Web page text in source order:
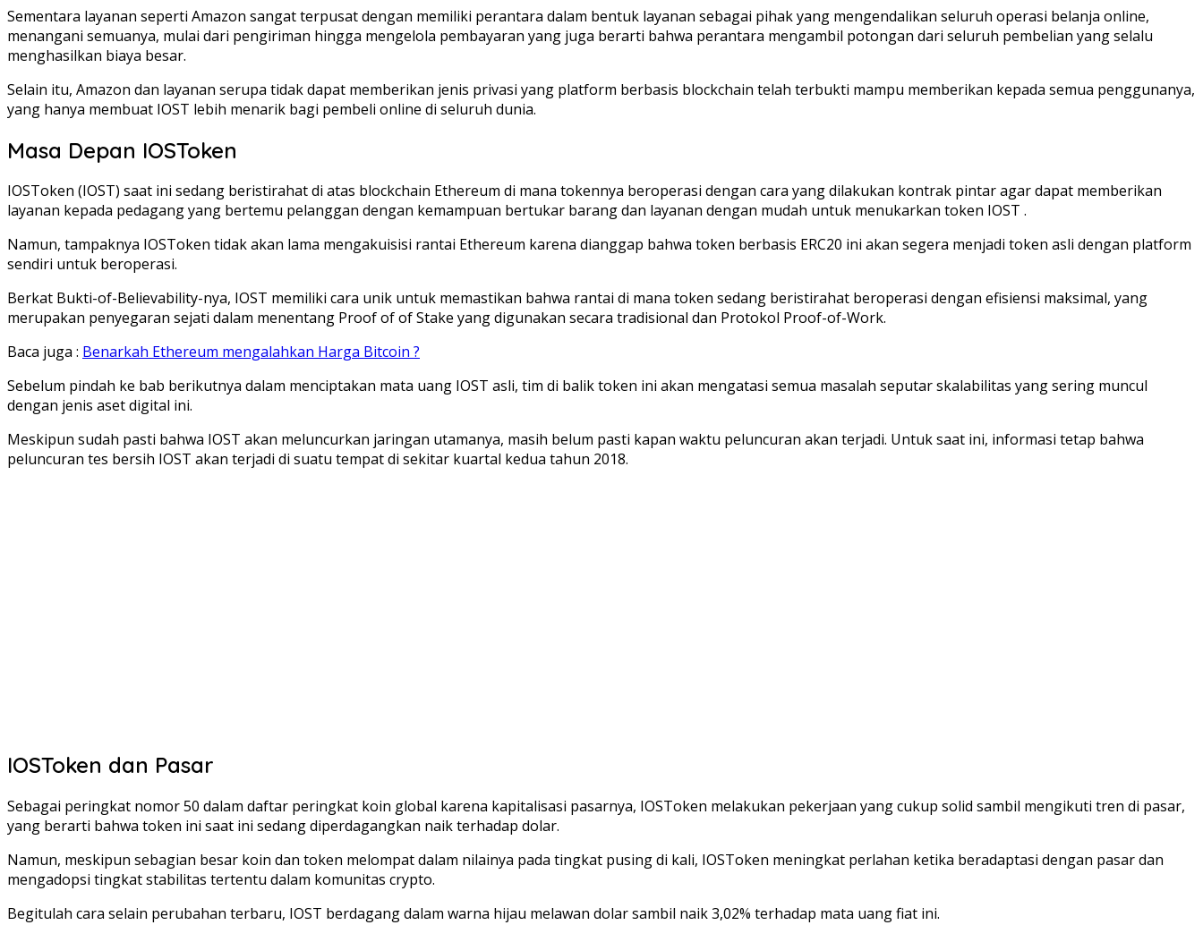
Sementara layanan seperti Amazon sangat terpusat dengan memiliki perantara dalam bentuk layanan sebagai pihak yang mengendalikan seluruh operasi belanja online,
menangani semuanya, mulai dari pengiriman hingga mengelola pembayaran yang juga berarti bahwa perantara mengambil potongan dari seluruh pembelian yang selalu
menghasilkan biaya besar.
Selain itu, Amazon dan layanan serupa tidak dapat memberikan jenis privasi yang platform berbasis blockchain telah terbukti mampu memberikan kepada semua penggunanya,
yang hanya membuat IOST lebih menarik bagi pembeli online di seluruh dunia.
Masa Depan IOSToken
IOSToken (IOST) saat ini sedang beristirahat di atas blockchain Ethereum di mana tokennya beroperasi dengan cara yang dilakukan kontrak pintar agar dapat memberikan
layanan kepada pedagang yang bertemu pelanggan dengan kemampuan bertukar barang dan layanan dengan mudah untuk menukarkan token IOST .
Namun, tampaknya IOSToken tidak akan lama mengakuisisi rantai Ethereum karena dianggap bahwa token berbasis ERC20 ini akan segera menjadi token asli dengan platform
sendiri untuk beroperasi.
Berkat Bukti-of-Believability-nya, IOST memiliki cara unik untuk memastikan bahwa rantai di mana token sedang beristirahat beroperasi dengan efisiensi maksimal, yang
merupakan penyegaran sejati dalam menentang Proof of of Stake yang digunakan secara tradisional dan Protokol Proof-of-Work.
Baca juga : Benarkah Ethereum mengalahkan Harga Bitcoin ?
Sebelum pindah ke bab berikutnya dalam menciptakan mata uang IOST asli, tim di balik token ini akan mengatasi semua masalah seputar skalabilitas yang sering muncul
dengan jenis aset digital ini.
Meskipun sudah pasti bahwa IOST akan meluncurkan jaringan utamanya, masih belum pasti kapan waktu peluncuran akan terjadi. Untuk saat ini, informasi tetap bahwa
peluncuran tes bersih IOST akan terjadi di suatu tempat di sekitar kuartal kedua tahun 2018.
IOSToken dan Pasar
Sebagai peringkat nomor 50 dalam daftar peringkat koin global karena kapitalisasi pasarnya, IOSToken melakukan pekerjaan yang cukup solid sambil mengikuti tren di pasar,
yang berarti bahwa token ini saat ini sedang diperdagangkan naik terhadap dolar.
Namun, meskipun sebagian besar koin dan token melompat dalam nilainya pada tingkat pusing di kali, IOSToken meningkat perlahan ketika beradaptasi dengan pasar dan
mengadopsi tingkat stabilitas tertentu dalam komunitas crypto.
Begitulah cara selain perubahan terbaru, IOST berdagang dalam warna hijau melawan dolar sambil naik 3,02% terhadap mata uang fiat ini.